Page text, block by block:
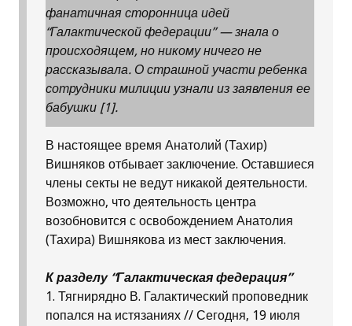
фанатичная сторонница идей
“Галактической федерации” — знала о
происходящем, но никому ничего не
рассказывала. О страшной участи ребенка
сотрудники милиции узнали из заявления ее
бабушки [1].
В настоящее время Анатолий (Тахир)
Вишняков отбывает заключение. Оставшиеся
члены секты не ведут никакой деятельности.
Возможно, что деятельность центра
возобновится с освобождением Анатолия
(Тахира) Вишнякова из мест заключения.
К разделу “Галактическая федерация”
1. Тягнирядно В. Галактический проповедник
попался на истязаниях // Сегодня, 19 июля